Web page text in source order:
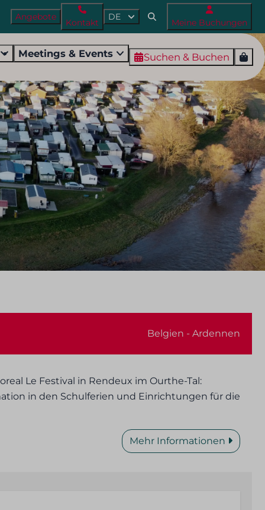
Angebote
Kontakt
DE
Meine Buchungen
Meetings & Events Suchen & Buchen
Belgien - Ardennen
Le Festival in Rendeux im Ourthe-Tal:
in den Schulferien und Einrichtungen für die
Mehr Informationen